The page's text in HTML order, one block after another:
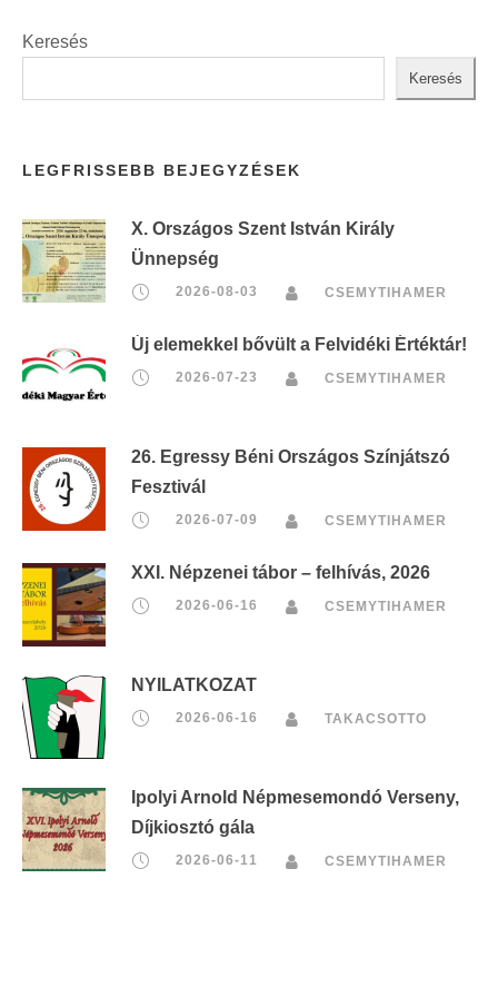
Keresés
Keresés
LEGFRISSEBB BEJEGYZÉSEK
X. Országos Szent István Király
Ünnepség
2026-08-03 CSEMYTIHAMER
Új elemekkel bővült a Felvidéki Értéktár!
2026-07-23 CSEMYTIHAMER
26. Egressy Béni Országos Színjátszó
Fesztivál
2026-07-09 CSEMYTIHAMER
XXI. Népzenei tábor – felhívás, 2026
2026-06-16 CSEMYTIHAMER
NYILATKOZAT
2026-06-16 TAKACSOTTO
Ipolyi Arnold Népmesemondó Verseny,
Díjkiosztó gála
2026-06-11 CSEMYTIHAMER